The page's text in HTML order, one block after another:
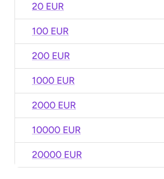
20 EUR
100 EUR
200 EUR
1000 EUR
2000 EUR
10000 EUR
20000 EUR